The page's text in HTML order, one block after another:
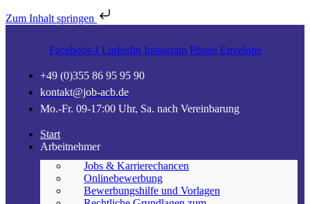
Zum Inhalt springen
Facebook-f Linkedin Instagram Phone Envelope
+49 (0)355 86 95 95 90
kontakt@job-acb.de
Mo.-Fr. 09-17:00 Uhr, Sa. nach Vereinbarung
Start
Arbeitnehmer
Jobs & Karrierechancen
Onlinebewerbung
Bewerbungshilfe und Vorlagen